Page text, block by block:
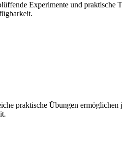
Experimente und praktische
praktische Übungen ermöglichen